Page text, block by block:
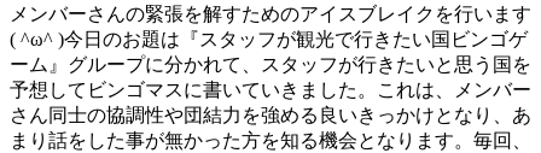
メンバーさんの緊張を解すためのアイスブレイクを行います
( ^ω^ )今日のお題は『スタッフが観光で行きたい国ビンゴゲ
ーム』グループに分かれて、スタッフが行きたいと思う国を
予想してビンゴマスに書いていきました。これは、メンバー
さん同士の協調性や団結力を強める良いきっかけとなり、あ
まり話をした事が無かった方を知る機会となります。毎回、